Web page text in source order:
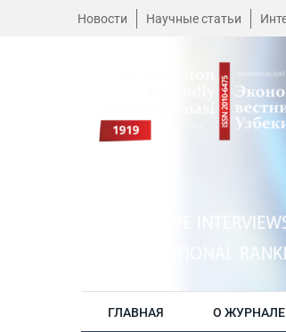
Новости Научные статьи
ГЛАВНАЯ О ЖУРНАЛЕ